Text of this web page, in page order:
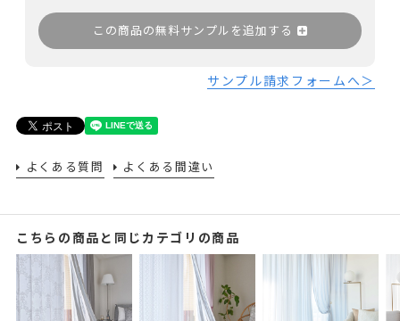
この商品の無料サンプルを追加する
サンプル請求フォームへ＞
よくある質問 よくある間違い
こちらの商品と同じカテゴリの商品